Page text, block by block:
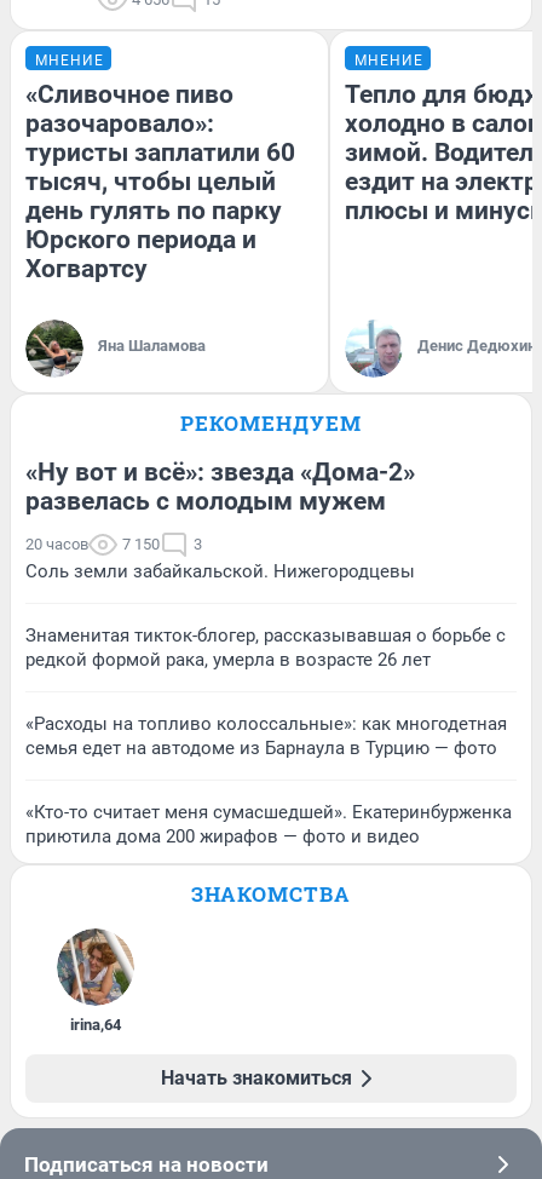
МНЕНИЕ
«Сливочное пиво
разочаровало»:
туристы заплатили 60
тысяч, чтобы целый
день гулять по парку
Юрского периода и
Хогвартсу
Яна Шаламова
МНЕНИЕ
Тепло для
холодно в
зимой.
ездит на
плюсы и
Денис Дедюхин
РЕКОМЕНДУЕМ
«Ну вот и всё»: звезда «Дома-2»
развелась с молодым мужем
20 часов 7 150 3
Соль земли забайкальской. Нижегородцевы
Знаменитая тикток-блогер, рассказывавшая о борьбе с
редкой формой рака, умерла в возрасте 26 лет
«Расходы на топливо колоссальные»: как многодетная
семья едет на автодоме из Барнаула в Турцию — фото
«Кто-то считает меня сумасшедшей». Екатеринбурженка
приютила дома 200 жирафов — фото и видео
ЗНАКОМСТВА
irina,64
Начать знакомиться
Подписаться на новости